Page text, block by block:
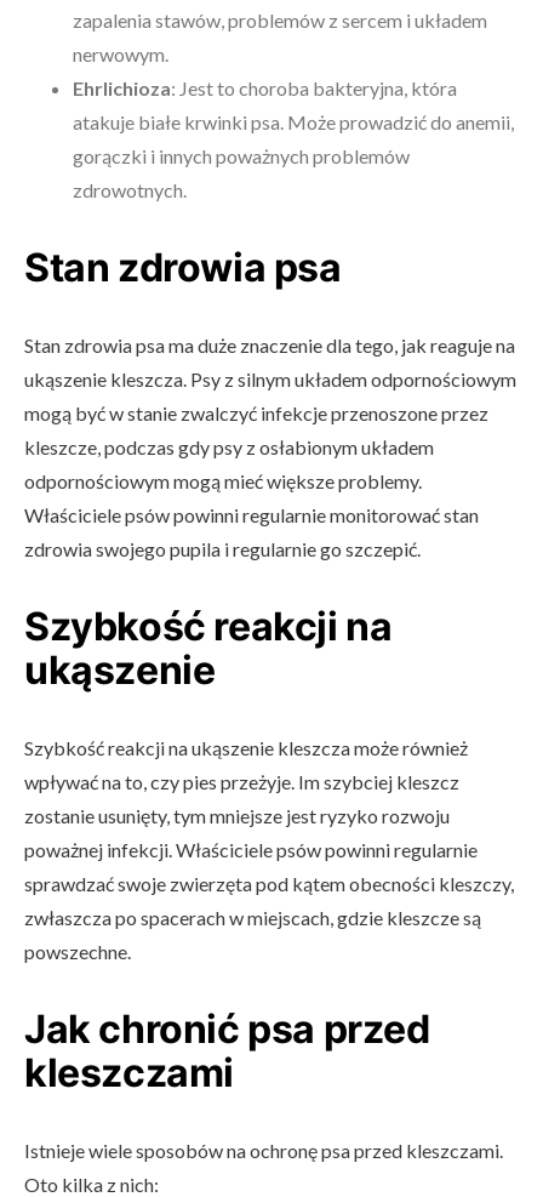
zapalenia stawów, problemów z sercem i układem
nerwowym.
Ehrlichioza: Jest to choroba bakteryjna, która
atakuje białe krwinki psa. Może prowadzić do anemii,
gorączki i innych poważnych problemów
zdrowotnych.
Stan zdrowia psa
Stan zdrowia psa ma duże znaczenie dla tego, jak reaguje na
ukąszenie kleszcza. Psy z silnym układem odpornościowym
mogą być w stanie zwalczyć infekcje przenoszone przez
kleszcze, podczas gdy psy z osłabionym układem
odpornościowym mogą mieć większe problemy.
Właściciele psów powinni regularnie monitorować stan
zdrowia swojego pupila i regularnie go szczepić.
Szybkość reakcji na
ukąszenie
Szybkość reakcji na ukąszenie kleszcza może również
wpływać na to, czy pies przeżyje. Im szybciej kleszcz
zostanie usunięty, tym mniejsze jest ryzyko rozwoju
poważnej infekcji. Właściciele psów powinni regularnie
sprawdzać swoje zwierzęta pod kątem obecności kleszczy,
zwłaszcza po spacerach w miejscach, gdzie kleszcze są
powszechne.
Jak chronić psa przed
kleszczami
Istnieje wiele sposobów na ochronę psa przed kleszczami.
Oto kilka z nich: